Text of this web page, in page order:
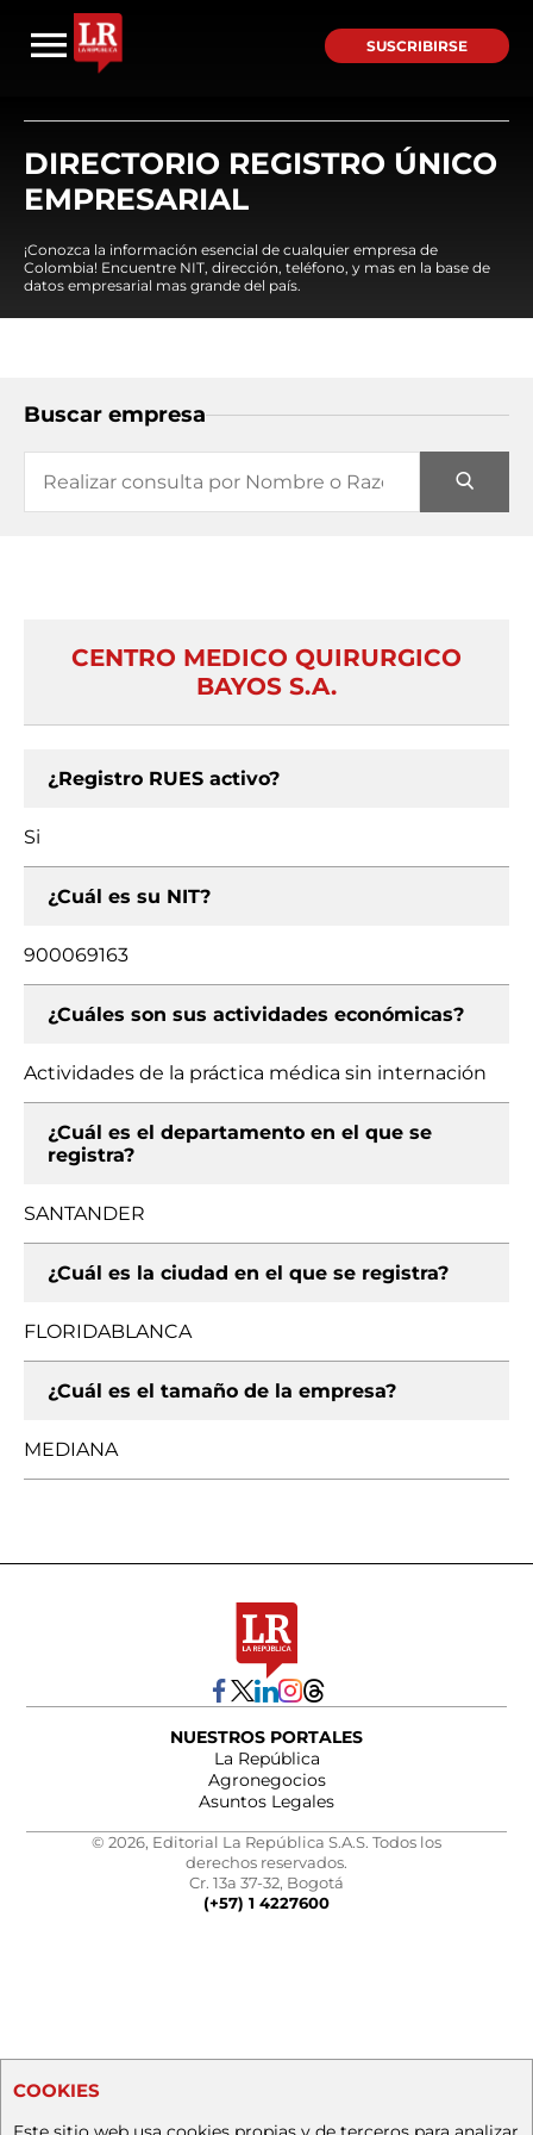
SUSCRIBIRSE
DIRECTORIO REGISTRO ÚNICO
EMPRESARIAL
¡Conozca la información esencial de cualquier empresa de
Colombia! Encuentre NIT, dirección, teléfono, y mas en la base de
datos empresarial mas grande del país.
Buscar empresa
CENTRO MEDICO QUIRURGICO
BAYOS S.A.
¿Registro RUES activo?
Si
¿Cuál es su NIT?
900069163
¿Cuáles son sus actividades económicas?
Actividades de la práctica médica sin internación
¿Cuál es el departamento en el que se
registra?
SANTANDER
¿Cuál es la ciudad en el que se registra?
FLORIDABLANCA
¿Cuál es el tamaño de la empresa?
MEDIANA
NUESTROS PORTALES
La República
Agronegocios
Asuntos Legales
© 2026, Editorial La República S.A.S. Todos los
derechos reservados.
Cr. 13a 37-32, Bogotá
(+57) 1 4227600
COOKIES